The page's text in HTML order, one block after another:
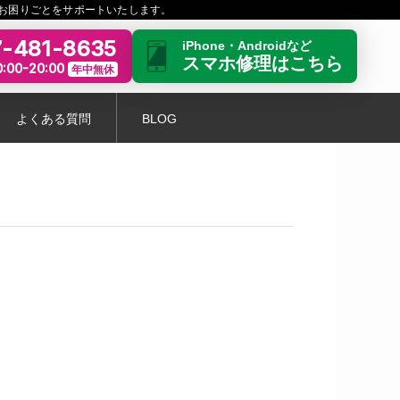
りごとをサポートいたします。
481-8635
20:00 年中無休
iPhone・Androidなど
スマホ修理はこちら
よくある質問 BLOG